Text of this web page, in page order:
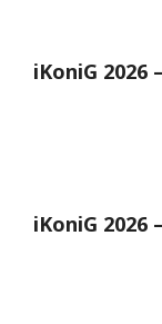
iKoniG
iKoniG